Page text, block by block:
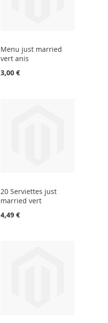
Menu just married
vert anis
3,00 €
20 Serviettes just
married vert
4,49 €